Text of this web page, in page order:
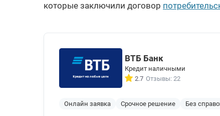
которые заключили договор
ВТБ Банк
Кредит наличными
2.7 Отзывы: 22
Онлайн заявка Срочное решение Без